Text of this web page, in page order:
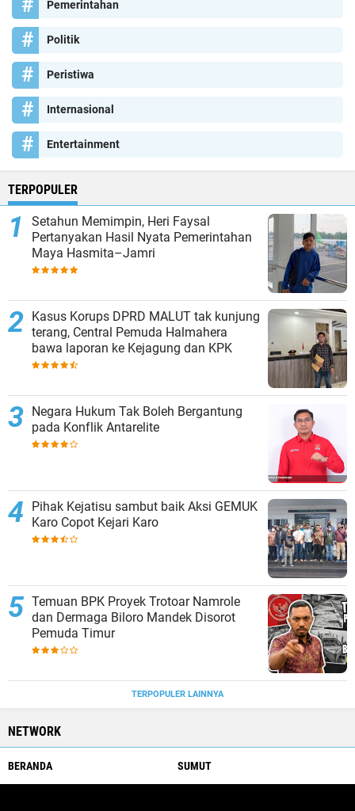
Pemerintahan
Politik
Peristiwa
Internasional
Entertainment
TERPOPULER
Setahun Memimpin, Heri Faysal
Pertanyakan Hasil Nyata Pemerintahan
Maya Hasmita–Jamri
Kasus Korups DPRD MALUT tak kunjung
terang, Central Pemuda Halmahera
bawa laporan ke Kejagung dan KPK
Negara Hukum Tak Boleh Bergantung
pada Konflik Antarelite
Pihak Kejatisu sambut baik Aksi GEMUK
Karo Copot Kejari Karo
Temuan BPK Proyek Trotoar Namrole
dan Dermaga Biloro Mandek Disorot
Pemuda Timur
TERPOPULER LAINNYA
NETWORK
BERANDA SUMUT